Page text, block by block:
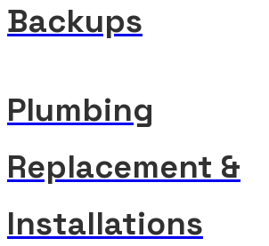
Backups
Plumbing
Replacement &
Installations